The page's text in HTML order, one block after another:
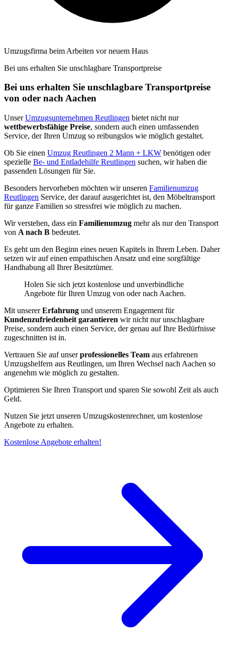
Umzugsfirma beim Arbeiten vor neuem Haus
Bei uns erhalten Sie unschlagbare Transportpreise
Bei uns erhalten Sie unschlagbare Transportpreise
von oder nach Aachen
UnserUmzugsunternehmen Reutlingen bietet nicht nur
wettbewerbsfähige Preise, sondern auch einen umfassenden
Service, der Ihren Umzug so reibungslos wie möglich gestaltet.
Ob Sie einen Umzug Reutlingen 2 Mann + LKW benötigen oder
spezielle Be- und Entladehilfe Reutlingen suchen, wir haben die
passenden Lösungen für Sie.
Besonders hervorheben möchten wir unseren Familienumzug
Reutlingen Service, der darauf ausgerichtet ist, den Möbeltransport
für ganze Familien so stressfrei wie möglich zu machen.
Wir verstehen, dass ein Familienumzug mehr als nur den Transport
von A nach B bedeutet.
Es geht um den Beginn eines neuen Kapitels in Ihrem Leben. Daher
setzen wir auf einen empathischen Ansatz und eine sorgfältige
Handhabung all Ihrer Besitztümer.
Holen Sie sich jetzt kostenlose und unverbindliche
Angebote für Ihren Umzug von oder nach Aachen.
Mit unsererErfahrung und unserem Engagement für
Kundenzufriedenheit garantieren wir nicht nur unschlagbare
Preise, sondern auch einen Service, der genau auf Ihre Bedürfnisse
zugeschnitten ist in.
Vertrauen Sie auf unserprofessionelles Team aus erfahrenen
Umzugshelfern aus Reutlingen, um Ihren Wechsel nach Aachen so
angenehm wie möglich zu gestalten.
Optimieren Sie Ihren Transport und sparen Sie sowohl Zeit als auch
Geld.
Nutzen Sie jetzt unseren Umzugskostenrechner, um kostenlose
Angebote zu erhalten.
Kostenlose Angebote erhalten!